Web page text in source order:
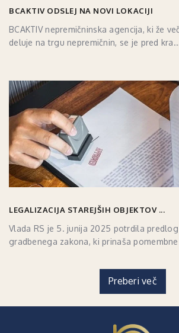
BCAKTIV ODSLEJ NA NOVI LOKACIJI
BCAKTIV nepremičninska agencija, ki že
deluje na trgu nepremičnin, se je pred
LEGALIZACIJA STAREJŠIH OBJEKTOV ...
Vlada RS je 5. junija 2025 potrdila
gradbenega zakona, ki prinaša
Preberi več